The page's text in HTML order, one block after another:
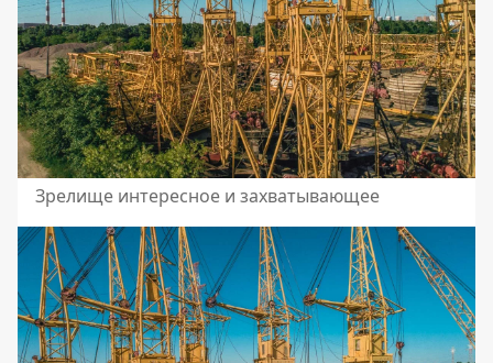
Зрелище интересное и захватывающее